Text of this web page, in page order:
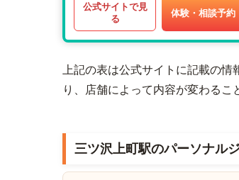
公式サイトで見
る
体験・相談予約
上記の表は公式サイトに記載の情
り、店舗によって内容が変わるこ
三ツ沢上町駅のパーソナル